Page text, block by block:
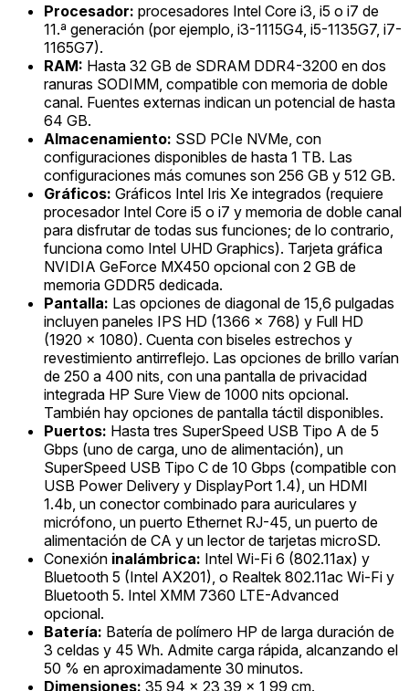
Procesador: procesadores Intel Core i3, i5 o i7 de
11.ª generación (por ejemplo, i3-1115G4, i5-1135G7, i7-
1165G7).
RAM: Hasta 32 GB de SDRAM DDR4-3200 en dos
ranuras SODIMM, compatible con memoria de doble
canal. Fuentes externas indican un potencial de hasta
64 GB.
Almacenamiento: SSD PCIe NVMe, con
configuraciones disponibles de hasta 1 TB. Las
configuraciones más comunes son 256 GB y 512 GB.
Gráficos: Gráficos Intel Iris Xe integrados (requiere
procesador Intel Core i5 o i7 y memoria de doble canal
para disfrutar de todas sus funciones; de lo contrario,
funciona como Intel UHD Graphics). Tarjeta gráfica
NVIDIA GeForce MX450 opcional con 2 GB de
memoria GDDR5 dedicada.
Pantalla: Las opciones de diagonal de 15,6 pulgadas
incluyen paneles IPS HD (1366 x 768) y Full HD
(1920 x 1080). Cuenta con biseles estrechos y
revestimiento antirreflejo. Las opciones de brillo varían
de 250 a 400 nits, con una pantalla de privacidad
integrada HP Sure View de 1000 nits opcional.
También hay opciones de pantalla táctil disponibles.
Puertos: Hasta tres SuperSpeed USB Tipo A de 5
Gbps (uno de carga, uno de alimentación), un
SuperSpeed USB Tipo C de 10 Gbps (compatible con
USB Power Delivery y DisplayPort 1.4), un HDMI
1.4b, un conector combinado para auriculares y
micrófono, un puerto Ethernet RJ-45, un puerto de
alimentación de CA y un lector de tarjetas microSD.
Conexión inalámbrica: Intel Wi-Fi 6 (802.11ax) y
Bluetooth 5 (Intel AX201), o Realtek 802.11ac Wi-Fi y
Bluetooth 5. Intel XMM 7360 LTE-Advanced
opcional.
Batería: Batería de polímero HP de larga duración de
3 celdas y 45 Wh. Admite carga rápida, alcanzando el
50 % en aproximadamente 30 minutos.
Dimensiones: 35,94 x 23,39 x 1,99 cm.